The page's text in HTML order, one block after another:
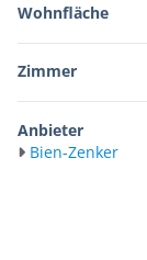
Wohnfläche
Zimmer
Anbieter
Bien-Zenker